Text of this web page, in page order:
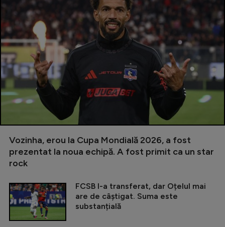
Vozinha, erou la Cupa Mondială 2026, a fost
prezentat la noua echipă. A fost primit ca un star
rock
FCSB l-a transferat, dar Oțelul mai
are de câștigat. Suma este
substanțială